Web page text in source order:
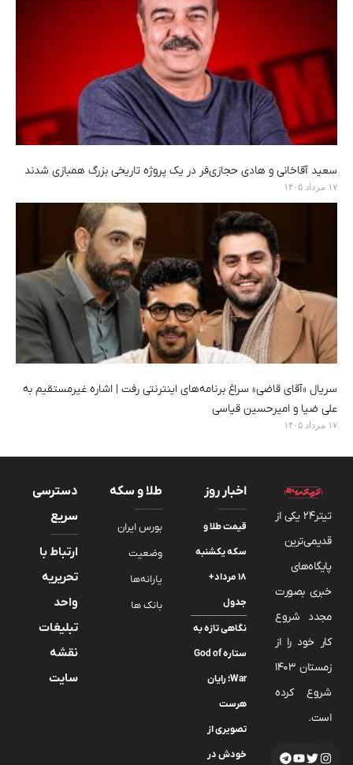
سعید آقاخانی و هادی حجازی‌فر در یک پروژه تاریخی بزرگ همبازی شدند
۱۷ مرداد ۱۴۰۵
سریال «آقای قاضی» سراغ برنامه‌های اینترنتی رفت | اشاره غیرمستقیم به
علی ضیا و امیرحسین قیاسی
۱۷ مرداد ۱۴۰۵
تیتر24 یکی از
قدیمی‌ترین
پایگاه‌های
خبری بصورت
مجدد شروع
کار خود را از
زمستان 1403
شروع کرده
است.
اخبار روز
قیمت طلا و
سکه یکشنبه
۱۸ مرداد+
جدول
نگاهی تازه به
ستاره God of
War؛ رایان
هرست
تصویری از
خودش در
طلا و سکه
بورس ایران
وضعیت
یارانه‌ها
بانک ها
دسترسی
سریع
ارتباط با
تحریریه
واحد
تبلیغات
نقشه
سایت